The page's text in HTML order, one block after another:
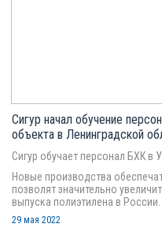
Сигур начал обучение
объекта в Ленинградской
Сигур обучает персонал БХК в
Новые производства
позволят значительно
выпуска полиэтилена в России.
29 мая 2022